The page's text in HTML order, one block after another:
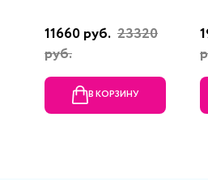
11660 руб. 23320
руб.
В КОРЗИНУ